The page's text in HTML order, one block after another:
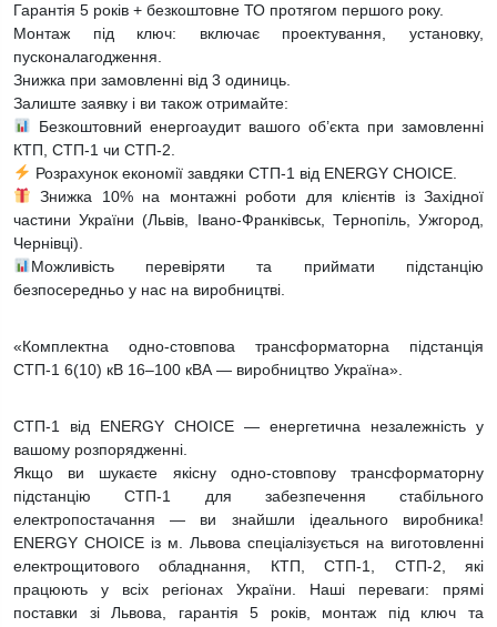
Гарантія 5 років + безкоштовне ТО протягом першого року.
Монтаж під ключ: включає проектування, установку,
пусконалагодження.
Знижка при замовленні від 3 одиниць.
Залиште заявку і ви також отримайте:
Безкоштовний енергоаудит вашого об’єкта при замовленні
КТП, СТП-1 чи СТП-2.
Розрахунок економії завдяки СТП-1 від ENERGY CHOICE.
Знижка 10% на монтажні роботи для клієнтів із Західної
частини України (Львів, Івано-Франківськ, Тернопіль, Ужгород,
Чернівці).
Можливість перевіряти та приймати підстанцію
безпосередньо у нас на виробництві.
«Комплектна одно-стовпова трансформаторна підстанція
СТП-1 6(10) кВ 16–100 кВА — виробництво Україна».
СТП-1 від ENERGY CHOICE — енергетична незалежність у
вашому розпорядженні.
Якщо ви шукаєте якісну одно-стовпову трансформаторну
підстанцію СТП-1 для забезпечення стабільного
електропостачання — ви знайшли ідеального виробника!
ENERGY CHOICE із м. Львова спеціалізується на виготовленні
електрощитового обладнання, КТП, СТП-1, СТП-2, які
працюють у всіх регіонах України. Наші переваги: прямі
поставки зі Львова, гарантія 5 років, монтаж під ключ та